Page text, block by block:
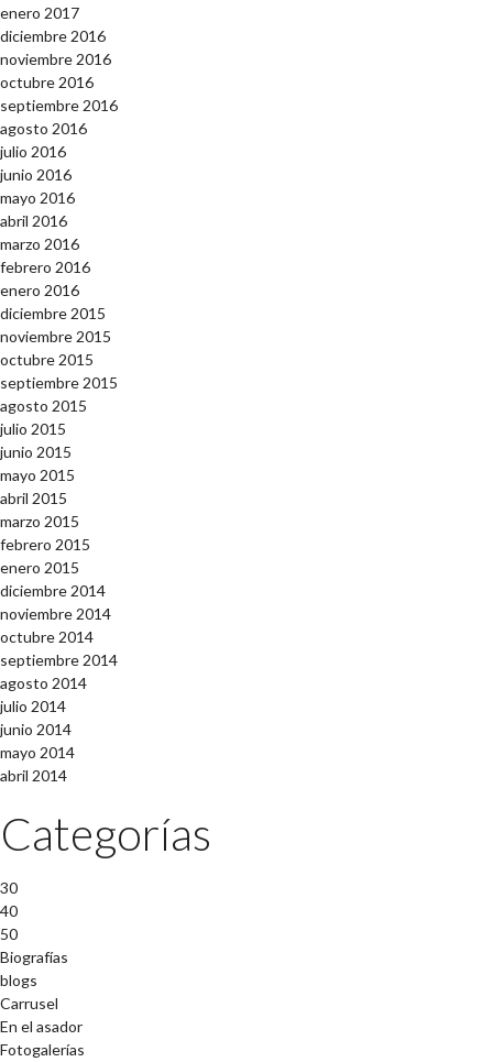
enero 2017
diciembre 2016
noviembre 2016
octubre 2016
septiembre 2016
agosto 2016
julio 2016
junio 2016
mayo 2016
abril 2016
marzo 2016
febrero 2016
enero 2016
diciembre 2015
noviembre 2015
octubre 2015
septiembre 2015
agosto 2015
julio 2015
junio 2015
mayo 2015
abril 2015
marzo 2015
febrero 2015
enero 2015
diciembre 2014
noviembre 2014
octubre 2014
septiembre 2014
agosto 2014
julio 2014
junio 2014
mayo 2014
abril 2014
Categorías
30
40
50
Biografías
blogs
Carrusel
En el asador
Fotogalerías